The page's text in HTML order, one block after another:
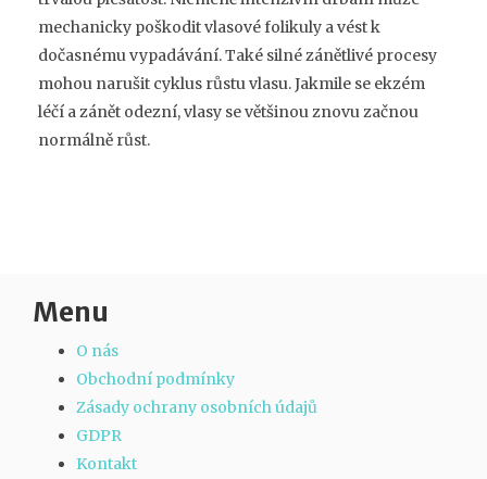
mechanicky poškodit vlasové folikuly a vést k
dočasnému vypadávání. Také silné zánětlivé procesy
mohou narušit cyklus růstu vlasu. Jakmile se ekzém
léčí a zánět odezní, vlasy se většinou znovu začnou
normálně růst.
Menu
O nás
Obchodní podmínky
Zásady ochrany osobních údajů
GDPR
Kontakt